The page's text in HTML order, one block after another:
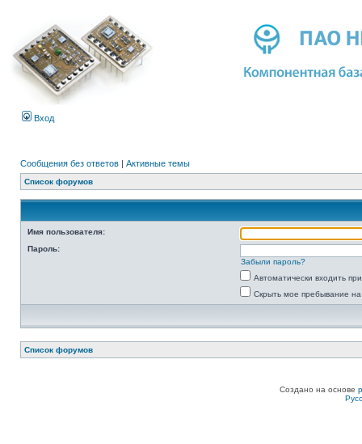
Вход
Сообщения без ответов | Активные темы
Список форумов
Имя пользователя:
Пароль:
Забыли пароль?
Автоматически входить
Скрыть мое пребывание
Список форумов
Создано на основе